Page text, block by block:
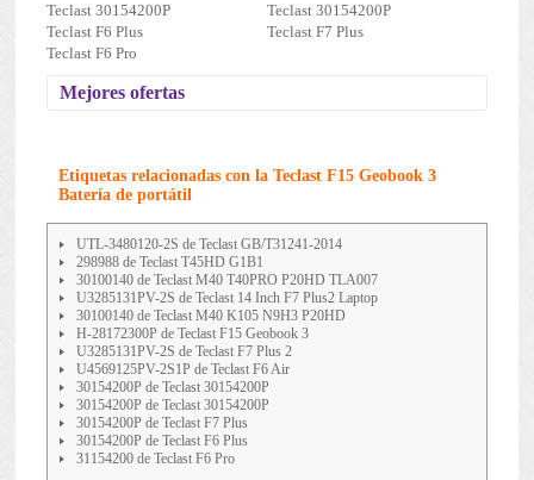
Teclast 30154200P
Teclast 30154200P
Teclast F6 Plus
Teclast F7 Plus
Teclast F6 Pro
Mejores ofertas
Etiquetas relacionadas con la Teclast F15 Geobook 3
Batería de portátil
UTL-3480120-2S de Teclast GB/T31241-2014
298988 de Teclast T45HD G1B1
30100140 de Teclast M40 T40PRO P20HD TLA007
U3285131PV-2S de Teclast 14 Inch F7 Plus2 Laptop
30100140 de Teclast M40 K105 N9H3 P20HD
H-28172300P de Teclast F15 Geobook 3
U3285131PV-2S de Teclast F7 Plus 2
U4569125PV-2S1P de Teclast F6 Air
30154200P de Teclast 30154200P
30154200P de Teclast 30154200P
30154200P de Teclast F7 Plus
30154200P de Teclast F6 Plus
31154200 de Teclast F6 Pro